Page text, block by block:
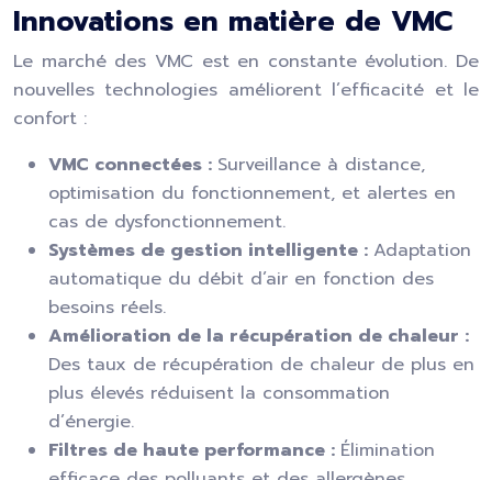
Innovations en matière de VMC
Le marché des VMC est en constante évolution. De
nouvelles technologies améliorent l’efficacité et le
confort :
VMC connectées : Surveillance à distance,
optimisation du fonctionnement, et alertes en
cas de dysfonctionnement.
Systèmes de gestion intelligente : Adaptation
automatique du débit d’air en fonction des
besoins réels.
Amélioration de la récupération de chaleur :
Des taux de récupération de chaleur de plus en
plus élevés réduisent la consommation
d’énergie.
Filtres de haute performance : Élimination